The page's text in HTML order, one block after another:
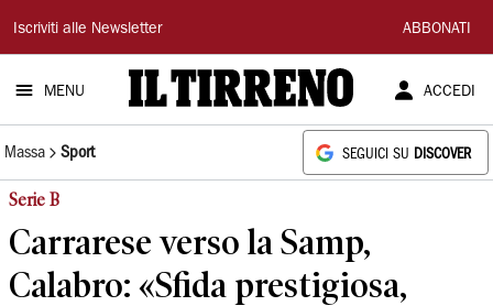
Il
Tirreno
Iscriviti alle Newsletter ABBONATI
MENU ACCEDI
Massa Sport SEGUICI SU DISCOVER
Serie B
Carrarese verso la Samp,
Calabro: «Sfida prestigiosa,